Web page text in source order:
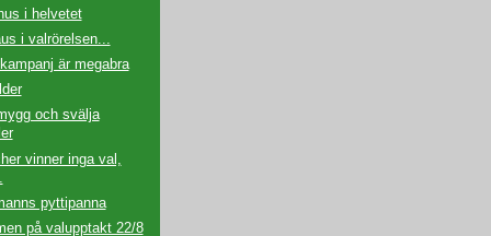
i helvetet
i valrörelsen...
är megabra
och svälja
vinner inga val,
pyttipanna
på valupptakt 22/8